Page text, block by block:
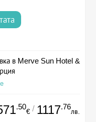
в Merve Sun Hotel &
.50
€ / 1117.76
лв.